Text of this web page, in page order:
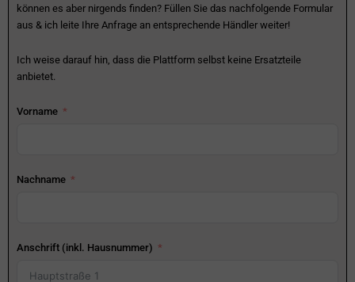
können es aber nirgends finden? Füllen Sie das nachfolgende Formular
aus & ich leite Ihre Anfrage an entsprechende Händler weiter!
Ich weise darauf hin, dass die Plattform selbst keine Ersatzteile
anbietet.
Vorname
Nachname
Anschrift (inkl. Hausnummer)